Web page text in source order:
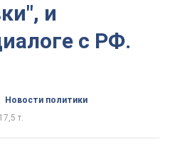
и
с РФ.
Новости политики
17,5 т.